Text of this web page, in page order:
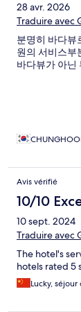
28 avr. 2026
Traduire avec
분명히 바다뷰
원의 서비스부
바다뷰가 아닌
Avis vérifié
10/10
10 sept. 2024
Traduire avec
The hotel's
hotels rated 5
Lucky,